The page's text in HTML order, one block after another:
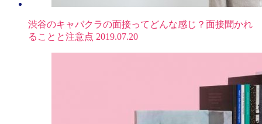
渋谷のキャバクラの面接ってどんな感じ？面接聞かれ
ることと注意点 2019.07.20